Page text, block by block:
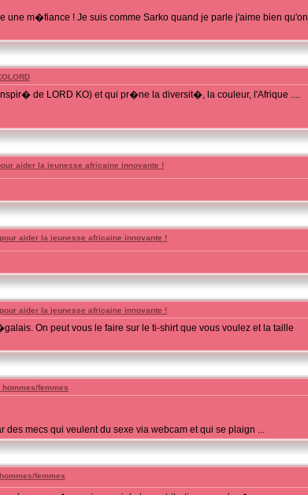
une m�fiance ! Je suis comme Sarko quand je parle j'aime bien qu'on
de LORD KO) et qui pr�ne la diversit�, la couleur, l'Afrique ....
aider la jeunesse africaine innovante !
aider la jeunesse africaine innovante !
aider la jeunesse africaine innovante !
On peut vous le faire sur le ti-shirt que vous voulez et la taille
femmes
mecs qui veulent du sexe via webcam et qui se plaign ...
femmes